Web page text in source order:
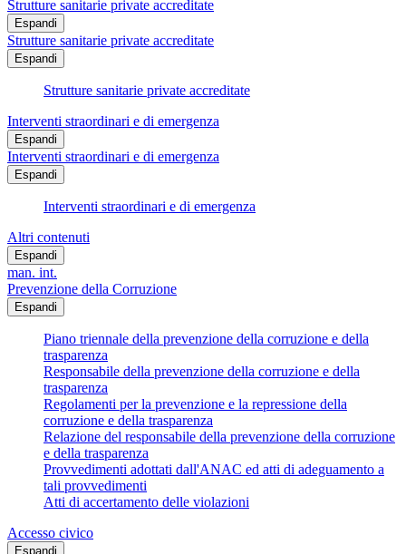
Strutture sanitarie private accreditate
Espandi
Strutture sanitarie private accreditate
Espandi
Strutture sanitarie private accreditate
Interventi straordinari e di emergenza
Espandi
Interventi straordinari e di emergenza
Espandi
Interventi straordinari e di emergenza
Altri contenuti
Espandi
man. int.
Prevenzione della Corruzione
Espandi
Piano triennale della prevenzione della corruzione e della
trasparenza
Responsabile della prevenzione della corruzione e della
trasparenza
Regolamenti per la prevenzione e la repressione della
corruzione e della trasparenza
Relazione del responsabile della prevenzione della corruzione
e della trasparenza
Provvedimenti adottati dall'ANAC ed atti di adeguamento a
tali provvedimenti
Atti di accertamento delle violazioni
Accesso civico
Espandi